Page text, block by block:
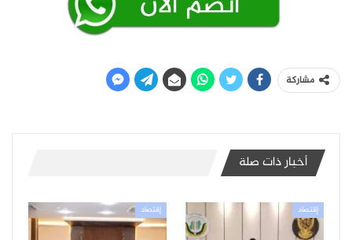
مشاركة
أخبار ذات صلة
إقتصاد إقتصاد